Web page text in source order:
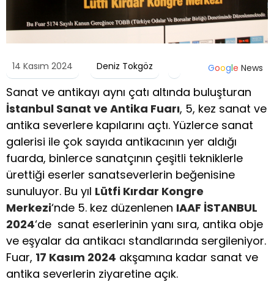
14 Kasım 2024 Deniz Tokgöz Google News
Sanat ve antikayı aynı çatı altında buluşturan
İstanbul Sanat ve Antika Fuarı, 5, kez sanat ve
antika severlere kapılarını açtı. Yüzlerce sanat
galerisi ile çok sayıda antikacının yer aldığı
fuarda, binlerce sanatçının çeşitli tekniklerle
ürettiği eserler sanatseverlerin beğenisine
sunuluyor. Bu yıl Lütfi Kırdar Kongre
Merkezi‘nde 5. kez düzenlenen IAAF İSTANBUL
2024‘de sanat eserlerinin yanı sıra, antika obje
ve eşyalar da antikacı standlarında sergileniyor.
Fuar, 17 Kasım 2024 akşamına kadar sanat ve
antika severlerin ziyaretine açık.